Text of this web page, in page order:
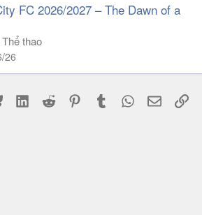
FC 2026/2027 – The Dawn of a
Thể thao
26
BlueskyLinkedIn
Reddit PinterestTumblr WhatsApp
Email